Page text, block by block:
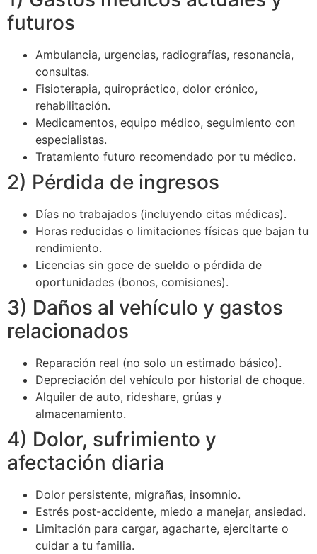
futuros
Ambulancia, urgencias, radiografías, resonancia,
consultas.
Fisioterapia, quiropráctico, dolor crónico,
rehabilitación.
Medicamentos, equipo médico, seguimiento con
especialistas.
Tratamiento futuro recomendado por tu médico.
2) Pérdida de ingresos
Días no trabajados (incluyendo citas médicas).
Horas reducidas o limitaciones físicas que bajan tu
rendimiento.
Licencias sin goce de sueldo o pérdida de
oportunidades (bonos, comisiones).
3) Daños al vehículo y gastos
relacionados
Reparación real (no solo un estimado básico).
Depreciación del vehículo por historial de choque.
Alquiler de auto, rideshare, grúas y
almacenamiento.
4) Dolor, sufrimiento y
afectación diaria
Dolor persistente, migrañas, insomnio.
Estrés post-accidente, miedo a manejar, ansiedad.
Limitación para cargar, agacharte, ejercitarte o
cuidar a tu familia.